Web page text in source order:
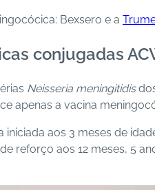
Bexsero e a
conjugadas
Neisseria meningitidis
apenas a vacina
iniciada aos 3 meses de
reforço aos 12 meses, 5